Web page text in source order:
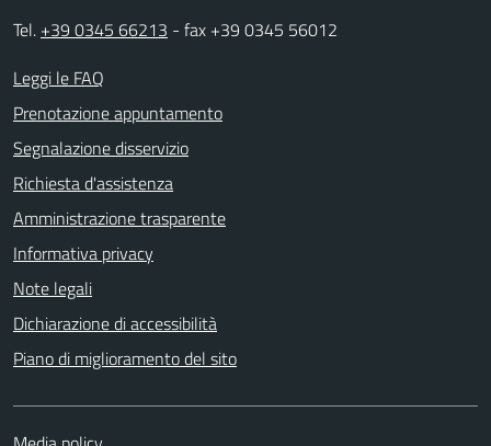
Tel. +39 0345 66213 - fax +39 0345 56012
Leggi le FAQ
Prenotazione appuntamento
Segnalazione disservizio
Richiesta d'assistenza
Amministrazione trasparente
Informativa privacy
Note legali
Dichiarazione di accessibilità
Piano di miglioramento del sito